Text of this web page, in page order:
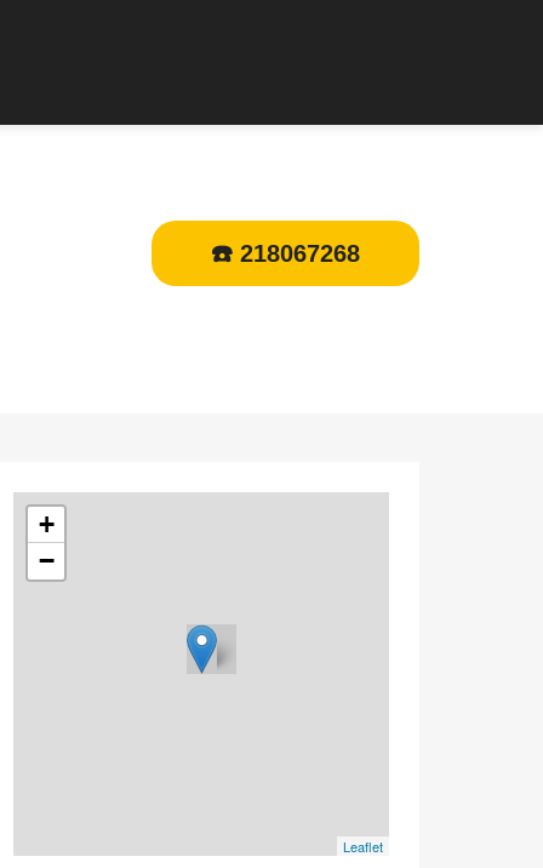
☎️ 218067268
+
−
Leaflet